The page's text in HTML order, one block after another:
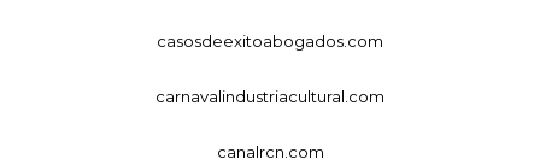
casosdeexitoabogados.com
carnavalindustriacultural.com
canalrcn.com